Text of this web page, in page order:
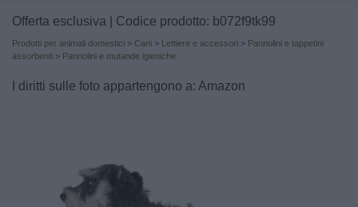
Offerta esclusiva | Codice prodotto: b072f9tk99
Prodotti per animali domestici > Cani > Lettiere e accessori > Pannolini e tappetini
assorbenti > Pannolini e mutande igieniche
I diritti sulle foto appartengono a: Amazon